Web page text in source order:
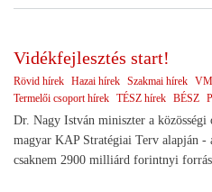
Vidékfejlesztés start!
Rövid hírek Hazai hírek Szakmai hírek
Termelői csoport hírek TÉSZ hírek BÉSZ
Dr. Nagy István miniszter a
magyar KAP Stratégiai Terv alapján -
csaknem 2900 milliárd forintnyi forrás